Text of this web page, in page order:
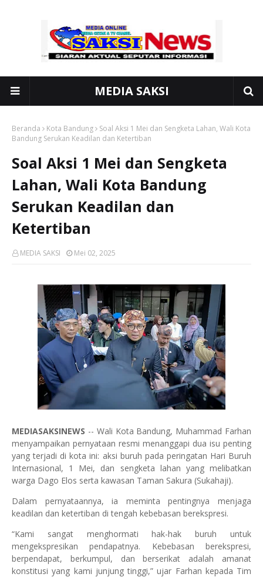
MEDIA SAKSI
Beranda Kota Bandung
Soal Aksi 1 Mei dan Sengketa Lahan, Wali Kota
Bandung Serukan Keadilan dan Ketertiban
Soal Aksi 1 Mei dan Sengketa
Lahan, Wali Kota Bandung
Serukan Keadilan dan
Ketertiban
MEDIA SAKSI Mei 02, 2025
MEDIASAKSINEWS -- Wali Kota Bandung, Muhammad Farhan
menyampaikan pernyataan resmi menanggapi dua isu penting
yang terjadi di kota ini: aksi buruh pada peringatan Hari Buruh
Internasional, 1 Mei, dan sengketa lahan yang melibatkan
warga Dago Elos serta kawasan Taman Sakura (Sukahaji).
Dalam pernyataannya, ia meminta pentingnya menjaga
keadilan dan ketertiban di tengah kebebasan berekspresi.
“Kami sangat menghormati hak-hak buruh untuk
mengekspresikan pendapatnya. Kebebasan berekspresi,
berpendapat, berkumpul, dan berserikat adalah amanat
konstitusi yang kami junjung tinggi,” ujar Farhan kepada Tim